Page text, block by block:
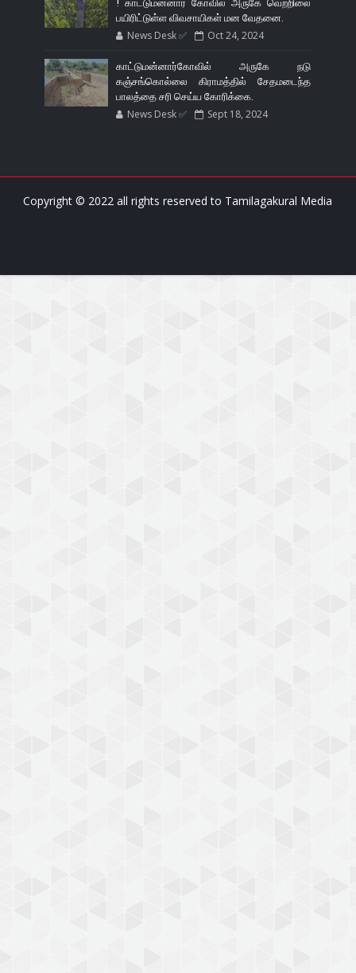
பயிரிட்டுள்ள விவசாயிகள் மன வேதனை.
News Desk ✅ Oct 24, 2024
காட்டுமன்னார்கோவில் அருகே நடு
கஞ்சங்கொல்லை கிராமத்தில் சேதமடைந்த
பாலத்தை சரி செய்ய கோரிக்கை.
News Desk ✅ Sept 18, 2024
Copyright © 2022 all rights reserved to Tamilagakural Media